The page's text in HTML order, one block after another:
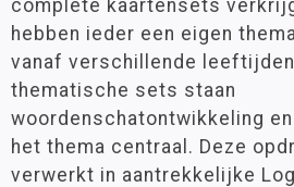
complete kaartensets
hebben ieder een eigen
vanaf verschillende
thematische sets staan
woordenschatontwikkeling
het thema centraal. Deze
verwerkt in aantrekkelijke